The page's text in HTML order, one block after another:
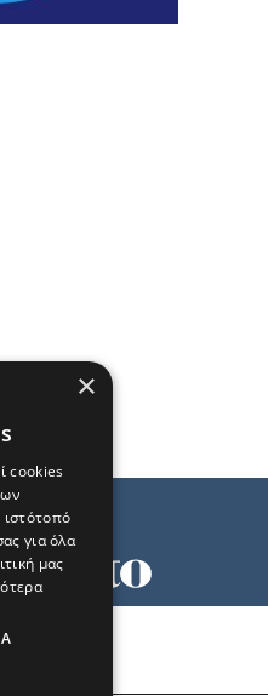
×
cookies
για όλα
μας